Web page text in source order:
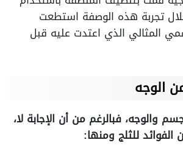
خلال تجربة هذه الوصفة استطعت
المثالي الذي اعتدت عليه قبل
الوجه
والوجه، فبالرغم من أن الإجابة لا،
للثلج ومنها: